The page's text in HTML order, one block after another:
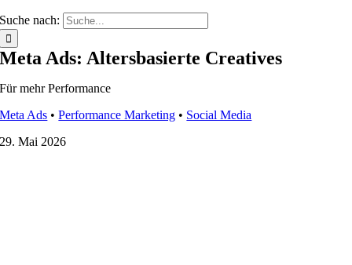
Suche nach:
Meta Ads: Altersbasierte Creatives
Für mehr Performance
Meta Ads •Performance Marketing • Social Media
29. Mai 2026